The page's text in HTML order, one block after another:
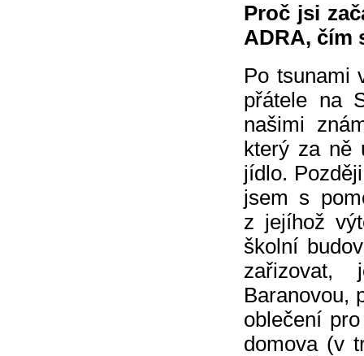
Proč jsi
ADRA, čím
Po tsunami
přátele na
našimi
který za ně
jídlo.
jsem s
z jejíhož
školní
zařizovat,
Baranovou,
oblečení
domova (v